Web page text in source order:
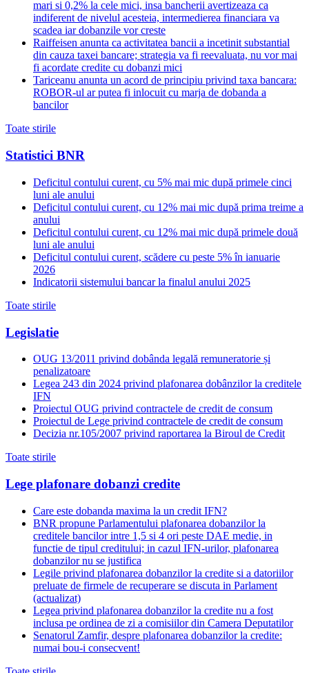
mari si 0,2% la cele mici, insa bancherii avertizeaza ca
indiferent de nivelul acesteia, intermedierea financiara va
scadea iar dobanzile vor creste
Raiffeisen anunta ca activitatea bancii a incetinit substantial
din cauza taxei bancare; strategia va fi reevaluata, nu vor mai
fi acordate credite cu dobanzi mici
Tariceanu anunta un acord de principiu privind taxa bancara:
ROBOR-ul ar putea fi inlocuit cu marja de dobanda a
bancilor
Toate stirile
Statistici BNR
Deficitul contului curent, cu 5% mai mic după primele cinci
luni ale anului
Deficitul contului curent, cu 12% mai mic după prima treime a
anului
Deficitul contului curent, cu 12% mai mic după primele două
luni ale anului
Deficitul contului curent, scădere cu peste 5% în ianuarie
2026
Indicatorii sistemului bancar la finalul anului 2025
Toate stirile
Legislatie
OUG 13/2011 privind dobânda legală remuneratorie și
penalizatoare
Legea 243 din 2024 privind plafonarea dobânzilor la creditele
IFN
Proiectul OUG privind contractele de credit de consum
Proiectul de Lege privind contractele de credit de consum
Decizia nr.105/2007 privind raportarea la Biroul de Credit
Toate stirile
Lege plafonare dobanzi credite
Care este dobanda maxima la un credit IFN?
BNR propune Parlamentului plafonarea dobanzilor la
creditele bancilor intre 1,5 si 4 ori peste DAE medie, in
functie de tipul creditului; in cazul IFN-urilor, plafonarea
dobanzilor nu se justifica
Legile privind plafonarea dobanzilor la credite si a datoriilor
preluate de firmele de recuperare se discuta in Parlament
(actualizat)
Legea privind plafonarea dobanzilor la credite nu a fost
inclusa pe ordinea de zi a comisiilor din Camera Deputatilor
Senatorul Zamfir, despre plafonarea dobanzilor la credite:
numai bou-i consecvent!